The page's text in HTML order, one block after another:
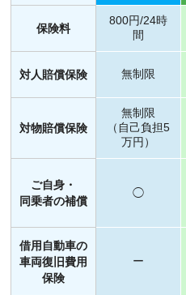
保険料
800円/24時
間
対人賠償保険 無制限
対物賠償保険
無制限
（自己負担5
万円）
ご自身・
同乗者の補償
◯
借用自動車の
車両復旧費用
保険
ー